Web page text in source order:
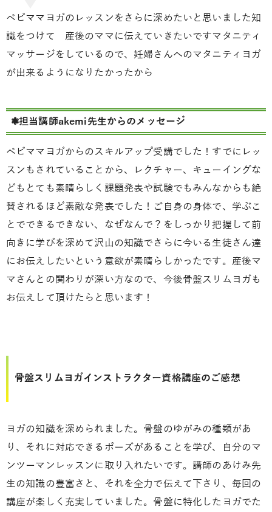
ベビママヨガのレッスンをさらに深めたいと思いました知
識をつけて 産後のママに伝えていきたいですマタニティ
マッサージをしているので、妊婦さんへのマタニティヨガ
が出来るようになりたかったから
❃担当講師akemi先生からのメッセージ
ベビママヨガからのスキルアップ受講でした！すでにレッ
スンもされていることから、レクチャー、キューイングな
どもとても素晴らしく課題発表や試験でもみんなからも絶
賛されるほど素敵な発表でした！ご自身の身体で、学ぶこ
とでできるできない、なぜなんで？をしっかり把握して前
向きに学びを深めて沢山の知識でさらに今いる生徒さん達
にお伝えしたいという意欲が素晴らしかったです。産後マ
マさんとの関わりが深い方なので、今後骨盤スリムヨガも
お伝えして頂けたらと思います！
骨盤スリムヨガインストラクター資格講座のご感想
ヨガの知識を深められました。骨盤のゆがみの種類があ
り、それに対応できるポーズがあることを学び、自分のマ
ンツーマンレッスンに取り入れたいです。講師のあけみ先
生の知識の豊富さと、それを全力で伝えて下さり、毎回の
講座が楽しく充実していました。骨盤に特化したヨガでた